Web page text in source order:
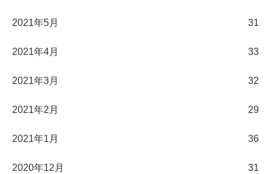
2021年5月 31
2021年4月 33
2021年3月 32
2021年2月 29
2021年1月 36
2020年12月 31